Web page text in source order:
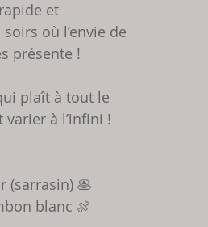
et
où l’envie de
présente !
plaît à tout le
varier à l’infini !
(sarrasin) 🥞
blanc 🍖